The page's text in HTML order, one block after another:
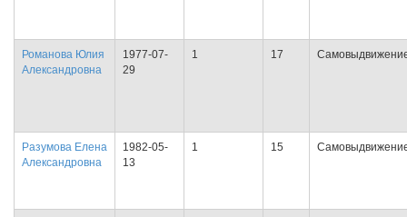
Романова Юлия
Александровна
1977-07-
29
1 17
Разумова Елена
Александровна
1982-05-
13
1 15